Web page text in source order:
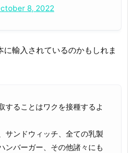
8, 2022
に輸入されているのかもしれま
することはワクを接種するよ
サンドウィッチ、全ての乳製
ンバーガー、その他諸々にも